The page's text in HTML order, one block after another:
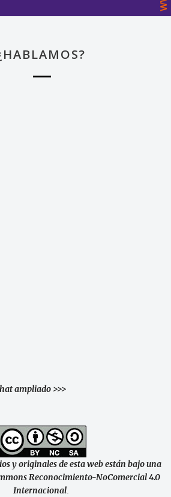
ampliado >>>
y originales de esta web están bajo una
Reconocimiento-NoComercial 4.0
Internacional